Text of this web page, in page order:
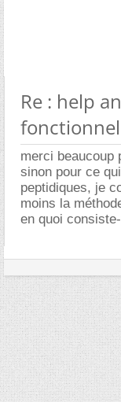
Re : help
merci beaucoup
sinon pour ce
peptidiques, je
moins la
en quoi